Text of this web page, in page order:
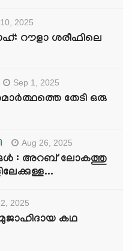
2025
റൗളാ ശരീഫിലെ
Sep 1, 2025
തേടി ഒരു
Aug 26, 2025
: അറബ് ലോകത്തു
2025
കഥ